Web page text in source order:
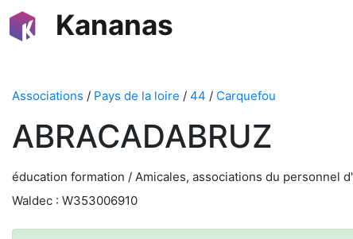
Kananas
Associations / Pays de la loire / 44 / Carquefou
ABRACADABRUZ
éducation formation / Amicales, associations du personnel
Waldec : W353006910